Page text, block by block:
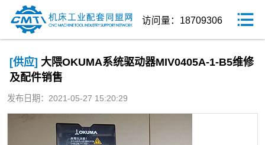
访问量：18709306
[供应] 大隈OKUMA系统驱动器MIV0405A-1-B5维修
及配件销售
发布日期：2021-05-27 15:20:29